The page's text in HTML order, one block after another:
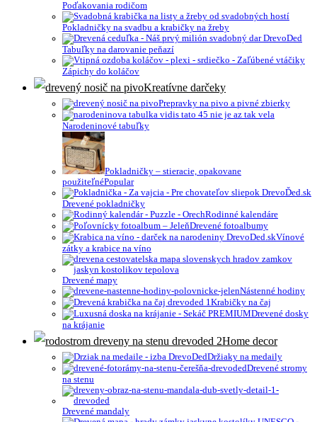
Poďakovania rodičom
Pokladničky na svadbu a krabičky na žreby
Tabuľky na darovanie peňazí
Zápichy do koláčov
Kreatívne darčeky
Prepravky na pivo a pivné zbierky
Narodeninové tabuľky
Pokladničky – stieracie, opakovane
použiteľné
Drevené pokladničky
Rodinné kalendáre
Drevené fotoalbumy
Vínové
zátky a krabice na víno
Drevené mapy
Nástenné hodiny
Krabičky na čaj
Drevené dosky
na krájanie
Home decor
Držiaky na medaily
Drevené stromy
na stenu
Drevené mandaly